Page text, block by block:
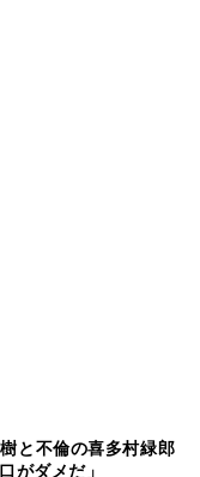
と不倫の喜多村緑郎
がダメだ」